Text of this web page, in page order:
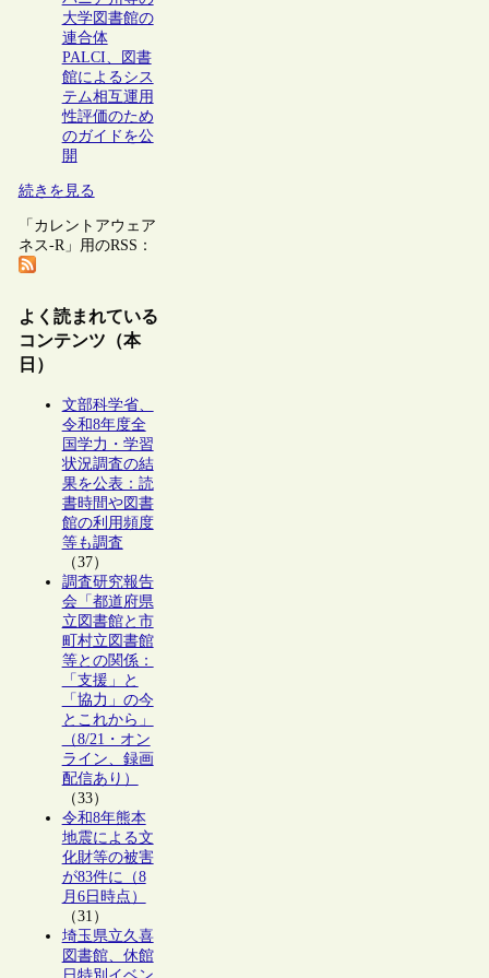
大学図書館の
連合体
PALCI、図書
館によるシス
テム相互運用
性評価のため
のガイドを公
開
続きを見る
「カレントアウェア
ネス-R」用のRSS：
よく読まれている
コンテンツ（本
日）
文部科学省、
令和8年度全
国学力・学習
状況調査の結
果を公表：読
書時間や図書
館の利用頻度
等も調査
（37）
調査研究報告
会「都道府県
立図書館と市
町村立図書館
等との関係：
「支援」と
「協力」の今
とこれから」
（8/21・オン
ライン、録画
配信あり）
（33）
令和8年熊本
地震による文
化財等の被害
が83件に（8
月6日時点）
（31）
埼玉県立久喜
図書館、休館